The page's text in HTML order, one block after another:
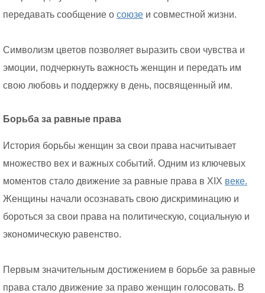
передавать сообщение о союзе и совместной жизни.
Символизм цветов позволяет выразить свои чувства и
эмоции, подчеркнуть важность женщин и передать им
свою любовь и поддержку в день, посвященный им.
Борьба за равные права
История борьбы женщин за свои права насчитывает
множество вех и важных событий. Одним из ключевых
моментов стало движение за равные права в XIX веке.
Женщины начали осознавать свою дискриминацию и
бороться за свои права на политическую, социальную и
экономическую равенство.
Первым значительным достижением в борьбе за равные
права стало движение за право женщин голосовать. В